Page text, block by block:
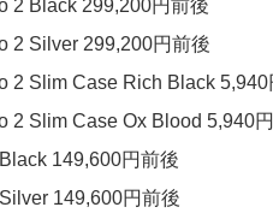
2 Black 299,200円前後
2 Silver 299,200円前後
2 Slim Case Rich Black 5,940
2 Slim Case Ox Blood 5,940
149,600円前後
149,600円前後